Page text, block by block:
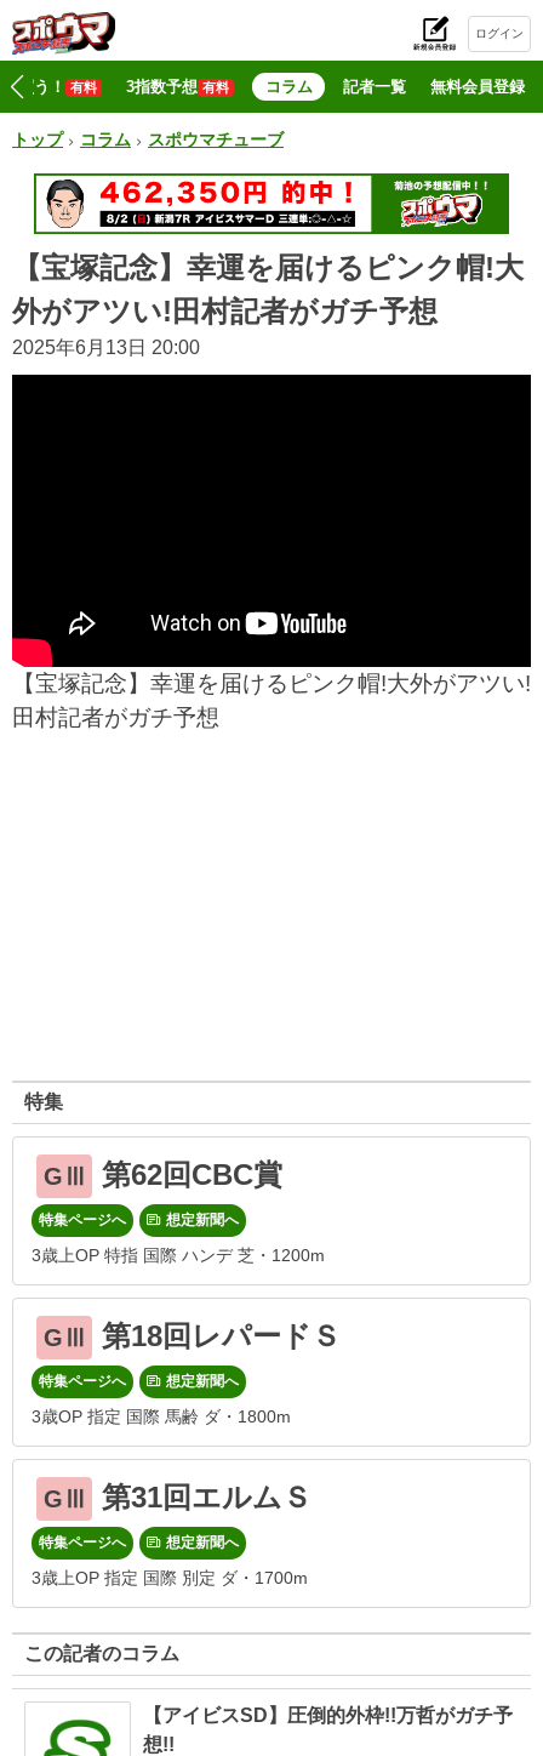
ログイン
買う！ 有料 3指数予想 有料 コラム 記者一覧 無料会員登録
トップ コラム スポウマチューブ
【宝塚記念】幸運を届けるピンク帽!大
外がアツい!田村記者がガチ予想
2025年6月13日 20:00
【宝塚記念】幸運を届けるピンク帽!大外がアツい!
田村記者がガチ予想
特集
GⅢ 第62回CBC賞
特集ページへ 想定新聞へ
3歳上OP 特指 国際 ハンデ 芝・1200m
GⅢ 第18回レパードＳ
特集ページへ 想定新聞へ
3歳OP 指定 国際 馬齢 ダ・1800m
GⅢ 第31回エルムＳ
特集ページへ 想定新聞へ
3歳上OP 指定 国際 別定 ダ・1700m
この記者のコラム
【アイビスSD】圧倒的外枠!!万哲がガチ予
想!!